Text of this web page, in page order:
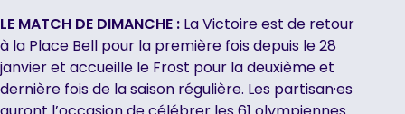
LE MATCH DE DIMANCHE : La Victoire est de retour
à la Place Bell pour la première fois depuis le 28
janvier et accueille le Frost pour la deuxième et
dernière fois de la saison régulière. Les partisan·es